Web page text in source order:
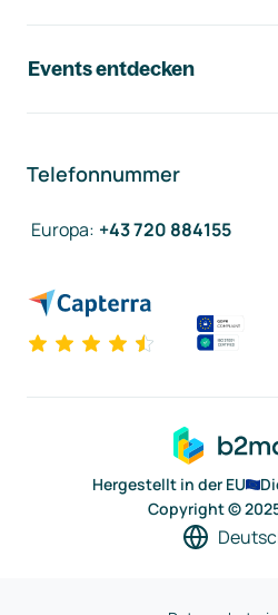
Events entdecken
Telefonnummer
Europa: +43 720 884155
Hergestellt in der EU
Copyright ©